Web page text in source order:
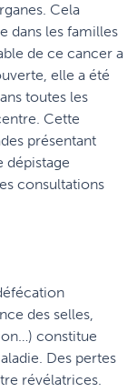
Cela
dans les familles
de ce cancer a
elle a été
toutes les
Cette
présentant
dépistage
consultations
des selles,
constitue
Des pertes
révélatrices.